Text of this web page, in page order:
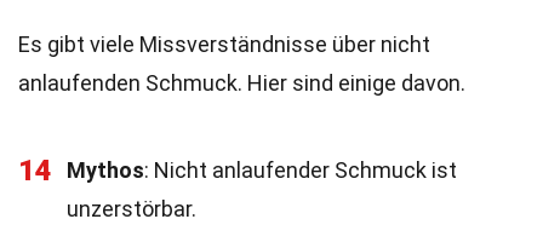
Es gibt viele Missverständnisse über nicht
anlaufenden Schmuck. Hier sind einige davon.
14 Mythos: Nicht anlaufender Schmuck ist
unzerstörbar.